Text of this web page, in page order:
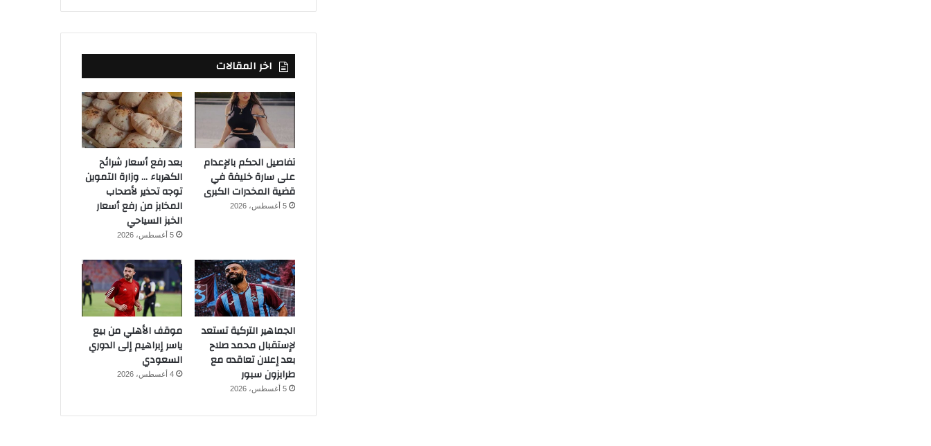
اخر المقالات
تفاصيل الحكم بالإعدام
على سارة خليفة في
قضية المخدرات الكبرى
5 أغسطس، 2026
بعد رفع أسعار شرائح
الكهرباء … وزارة التموين
توجه تحذير لأصحاب
المخابز من رفع أسعار
الخبز السياحي
5 أغسطس، 2026
الجماهير التركية تستعد
لإستقبال محمد صلاح
بعد إعلان تعاقده مع
طرابزون سبور
5 أغسطس، 2026
موقف الأهلي من بيع
ياسر إبراهيم إلى الدوري
السعودي
4 أغسطس، 2026